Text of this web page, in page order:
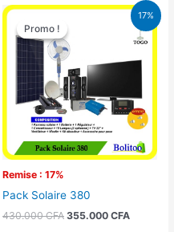
17%
Promo !
Remise : 17%
Promo !
Pack Solaire 380
430.000CFA
Le
initial
était :
430.000 CFA.
355.000 CFA
Le
prix
actuel
355.000